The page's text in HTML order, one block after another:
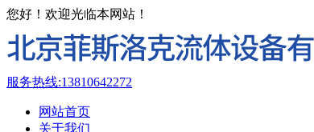
您好！欢迎光临本网站！
服务热线:13810642272
网站首页
关于我们